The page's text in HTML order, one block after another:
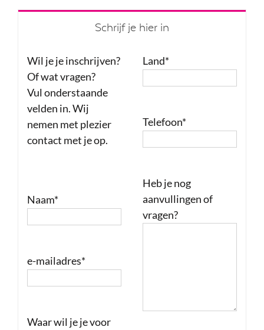
Schrijf je hier in
Wil je je inschrijven?
Of wat vragen?
Vul onderstaande
velden in. Wij
nemen met plezier
contact met je op.
Naam*
e-mailadres*
Waar wil je je voor
Land*
Telefoon*
Heb je nog
aanvullingen of
vragen?